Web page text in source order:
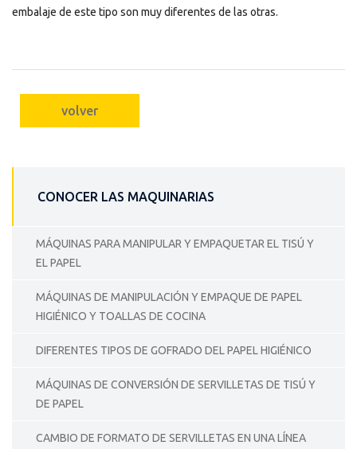
embalaje de este tipo son muy diferentes de las otras.
volver
CONOCER LAS MAQUINARIAS
MÁQUINAS PARA MANIPULAR Y EMPAQUETAR EL TISÚ Y
EL PAPEL
MÁQUINAS DE MANIPULACIÓN Y EMPAQUE DE PAPEL
HIGIÉNICO Y TOALLAS DE COCINA
DIFERENTES TIPOS DE GOFRADO DEL PAPEL HIGIÉNICO
MÁQUINAS DE CONVERSIÓN DE SERVILLETAS DE TISÚ Y
DE PAPEL
CAMBIO DE FORMATO DE SERVILLETAS EN UNA LÍNEA